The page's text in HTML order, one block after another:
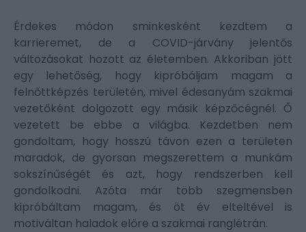
Érdekes módon sminkesként kezdtem a
karrieremet, de a COVID-járvány jelentős
változásokat hozott az életemben. Akkoriban jött
egy lehetőség, hogy kipróbáljam magam a
felnőttképzés területén, mivel édesanyám szakmai
vezetőként dolgozott egy másik képzőcégnél. Ő
vezetett be ebbe a világba. Kezdetben nem
gondoltam, hogy hosszú távon ezen a területen
maradok, de gyorsan megszerettem a munkám
sokszínűségét és azt, hogy rendszerben kell
gondolkodni. Azóta már több szegmensben
kipróbáltam magam, és öt év elteltével is
motiváltan haladok előre a szakmai ranglétrán.